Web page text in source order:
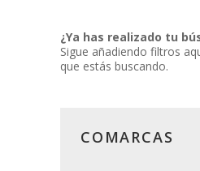
¿Ya has realizado tu
Sigue añadiendo filtros
que estás buscando.
COMARCAS